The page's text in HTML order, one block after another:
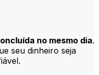
no mesmo dia.
seu dinheiro seja